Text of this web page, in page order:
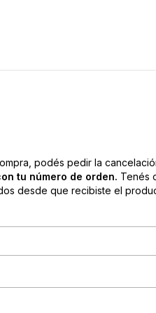
podés pedir la
tu número de orden. Tenés
desde que recibiste el